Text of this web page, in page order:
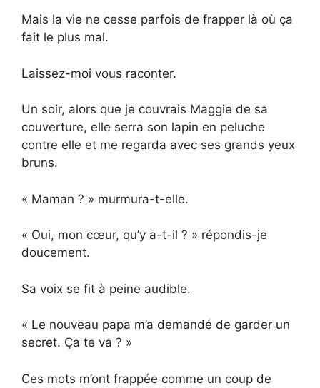
Mais la vie ne cesse parfois de frapper là où ça
fait le plus mal.
Laissez-moi vous raconter.
Un soir, alors que je couvrais Maggie de sa
couverture, elle serra son lapin en peluche
contre elle et me regarda avec ses grands yeux
bruns.
« Maman ? » murmura-t-elle.
« Oui, mon cœur, qu’y a-t-il ? » répondis-je
doucement.
Sa voix se fit à peine audible.
« Le nouveau papa m’a demandé de garder un
secret. Ça te va ? »
Ces mots m’ont frappée comme un coup de